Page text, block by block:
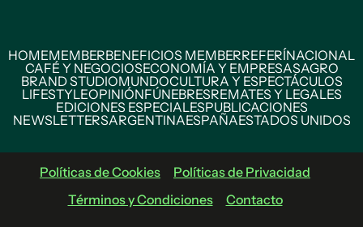
HOMEMEMBERBENEFICIOS MEMBERREFERÍNACIONAL
CAFÉ Y NEGOCIOSECONOMÍA Y EMPRESASAGRO
BRAND STUDIOMUNDOCULTURA Y ESPECTÁCULOS
LIFESTYLEOPINIÓNFÚNEBRESREMATES Y LEGALES
EDICIONES ESPECIALESPUBLICACIONES
NEWSLETTERSARGENTINAESPAÑAESTADOS UNIDOS
Políticas de Cookies
Políticas de Privacidad
Términos y Condiciones
Contacto